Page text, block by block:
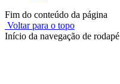
Fim do conteúdo da página
Voltar para o topo
Início da navegação de rodapé